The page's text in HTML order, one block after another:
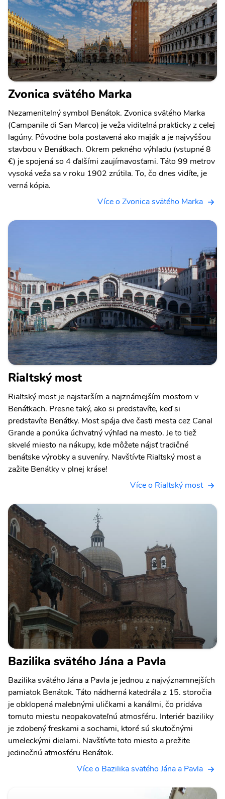
Zvonica svätého Marka
Nezameniteľný symbol Benátok. Zvonica svätého Marka
(Campanile di San Marco) je veža viditeľná prakticky z celej
lagúny. Pôvodne bola postavená ako maják a je najvyššou
stavbou v Benátkach. Okrem pekného výhľadu (vstupné 8
€) je spojená so 4 ďalšími zaujímavosťami. Táto 99 metrov
vysoká veža sa v roku 1902 zrútila. To, čo dnes vidíte, je
verná kópia.
Více o Zvonica svätého Marka
Rialtský most
Rialtský most je najstarším a najznámejším mostom v
Benátkach. Presne taký, ako si predstavíte, keď si
predstavíte Benátky. Most spája dve časti mesta cez Canal
Grande a ponúka úchvatný výhľad na mesto. Je to tiež
skvelé miesto na nákupy, kde môžete nájsť tradičné
benátske výrobky a suveníry. Navštívte Rialtský most a
zažite Benátky v plnej kráse!
Více o Rialtský most
Bazilika svätého Jána a Pavla
Bazilika svätého Jána a Pavla je jednou z najvýznamnejších
pamiatok Benátok. Táto nádherná katedrála z 15. storočia
je obklopená malebnými uličkami a kanálmi, čo pridáva
tomuto miestu neopakovateľnú atmosféru. Interiér baziliky
je zdobený freskami a sochami, ktoré sú skutočnými
umeleckými dielami. Navštívte toto miesto a prežite
jedinečnú atmosféru Benátok.
Více o Bazilika svätého Jána a Pavla